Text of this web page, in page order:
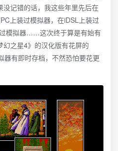
记错的话，我这些年里先后在
上装过模拟器，在iDSL上装过
模拟器……这次终于算是有始有
之星4》的汉化版有花屏的
器有即时存档，不然恐怕要花更